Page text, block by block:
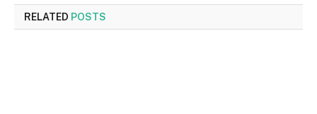
RELATED POSTS